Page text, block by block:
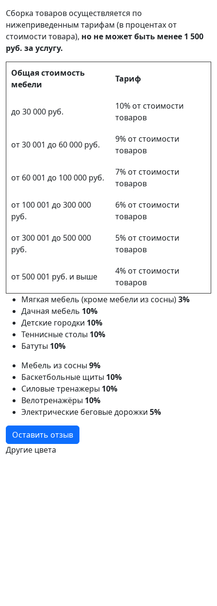
Сборка товаров осуществляется по
нижеприведенным тарифам (в процентах от
стоимости товара), но не может быть менее 1 500
руб. за услугу.
Общая стоимость
мебели
Тариф
до 30 000 руб.
10% от стоимости
товаров
от 30 001 до 60 000 руб.
9% от стоимости
товаров
от 60 001 до 100 000 руб.
7% от стоимости
товаров
от 100 001 до 300 000
руб.
6% от стоимости
товаров
от 300 001 до 500 000
руб.
5% от стоимости
товаров
от 500 001 руб. и выше
4% от стоимости
товаров
Мягкая мебель (кроме мебели из сосны)3%
Дачная мебель 10%
Детские городки 10%
Теннисные столы 10%
Батуты 10%
Мебель из сосны 9%
Баскетбольные щиты 10%
Силовые тренажеры 10%
Велотренажёры 10%
Электрические беговые дорожки 5%
Оставить отзыв
Другие цвета